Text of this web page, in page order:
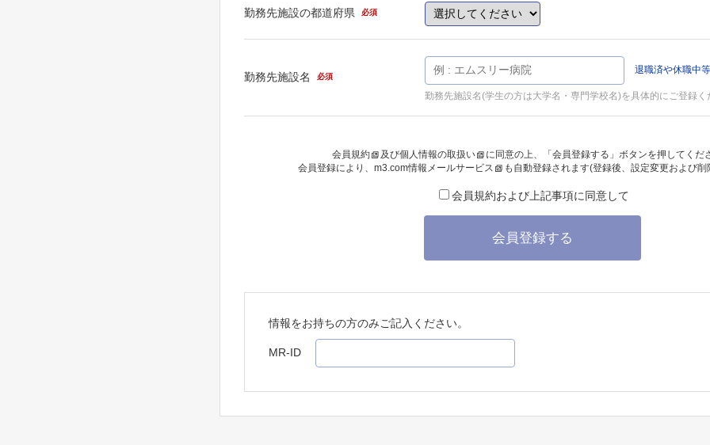
勤務先施設の都道府県 必須
勤務先施設名 必須
退職済や休職中
勤務先施設名(学生の方は大学名・専門学校名)を具体的にご登録く
会員規約 及び個人情報の取扱い
に同意の上、「会員登録する」ボタンを押してくだ
会員登録により、 m3.com情報メールサービス も自動登録されます(登録後、設定変更および
会員規約および上記事項に同意して
会員登録する
情報をお持ちの方のみご記入ください。
MR-ID